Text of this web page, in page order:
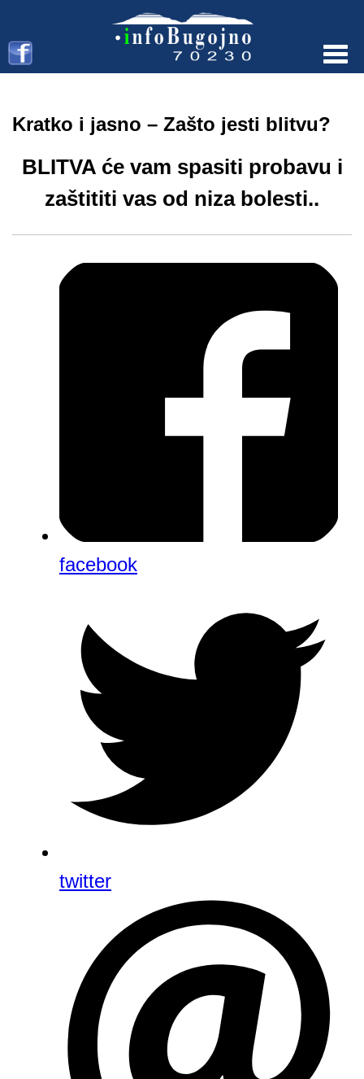
Kratko i jasno – Zašto jesti blitvu?
BLITVA će vam spasiti probavu i
zaštititi vas od niza bolesti..
facebook
twitter